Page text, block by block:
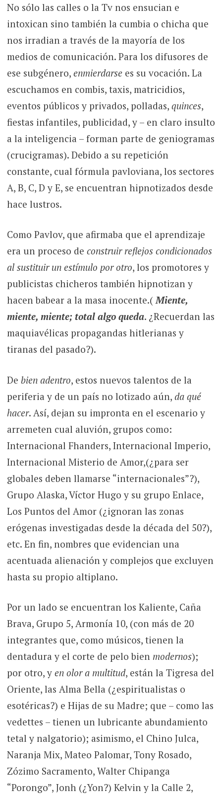
No sólo las calles o la Tv nos ensucian e
intoxican sino también la cumbia o chicha que
nos irradian a través de la mayoría de los
medios de comunicación. Para los difusores de
ese subgénero, enmierdarsees su vocación. La
escuchamos en combis, taxis, matricidios,
eventos públicos y privados, polladas, quinces,
fiestas infantiles, publicidad, y – en claro insulto
a la inteligencia – forman parte de geniogramas
(crucigramas). Debido a su repetición
constante, cual fórmula pavloviana, los sectores
A, B, C, D y E, se encuentran hipnotizados desde
hace lustros.
Como Pavlov, que afirmaba que el aprendizaje
era un proceso de construir reflejos condicionados
al sustituir un estímulo por otro, los promotores y
publicistas chicheros también hipnotizan y
hacen babear a la masa inocente.(Miente,
miente, miente; total algo queda. ¿Recuerdan las
maquiavélicas propagandas hitlerianas y
tiranas del pasado?).
De bien adentro, estos nuevos talentos de la
periferia y de un país no lotizado aún, da qué
hacer. Así, dejan su impronta en el escenario y
arremeten cual aluvión, grupos como:
Internacional Fhanders, Internacional Imperio,
Internacional Misterio de Amor,(¿para ser
globales deben llamarse “internacionales”?),
Grupo Alaska, Víctor Hugo y su grupo Enlace,
Los Puntos del Amor (¿ignoran las zonas
erógenas investigadas desde la década del 50?),
etc. En fin, nombres que evidencian una
acentuada alienación y complejos que excluyen
hasta su propio altiplano.
Por un lado se encuentran los Kaliente, Caña
Brava, Grupo 5, Armonía 10, (con más de 20
integrantes que, como músicos, tienen la
dentadura y el corte de pelo bien modernos);
por otro, y en olor a multitud, están la Tigresa del
Oriente, las Alma Bella (¿espiritualistas o
esotéricas?) e Hijas de su Madre; que – como las
vedettes – tienen un lubricante abundamiento
tetal y nalgatorio); asimismo, el Chino Julca,
Naranja Mix, Mateo Palomar, Tony Rosado,
Zózimo Sacramento, Walter Chipanga
“Porongo”, Jonh (¿Yon?) Kelvin y la Calle 2,